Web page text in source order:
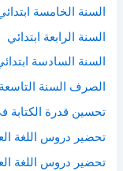
السنة الخامسة
السنة الرابعة ابتدائي
السنة السادسة
الصرف السنة
تحسين قدرة الكتابة
تحضير دروس اللغة
تحضير دروس اللغة